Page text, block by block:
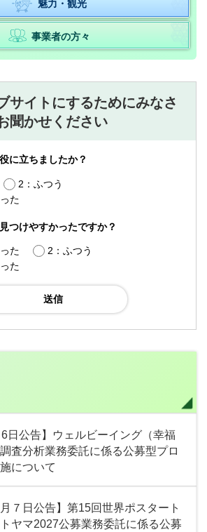
魅力・観光
事業者の方々
サイトにするためにみなさ
聞かせください
に立ちましたか？
2：ふつう
た
つけやすかったですか？
た
2：ふつう
た
6日公告】ウェルビーイング（幸福
査分析業務委託に係る公募型プロ
について
月７日公告】第15回世界ポスタート
ヤマ2027公募業務委託に係る公募